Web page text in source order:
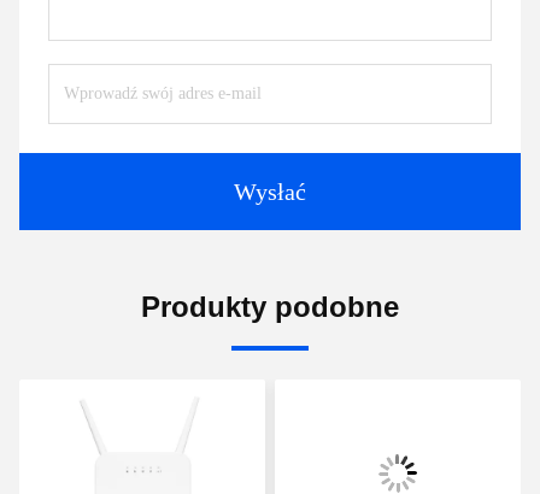
Wysłać
Produkty podobne